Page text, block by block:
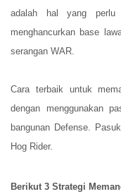
adalah hal yang perlu
menghancurkan base
serangan WAR.
Cara terbaik untuk
dengan menggunakan
bangunan Defense.
Hog Rider.
Berikut 3 Strategi